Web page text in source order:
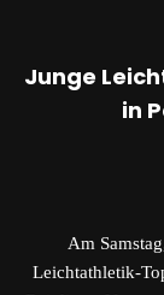
Junge
in
Am
Leichtathletik-